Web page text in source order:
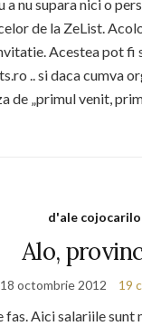
nu supara nici o
de la ZeList.
Acestea pot
.. si daca cumva
de „primul venit,
d'ale
Alo,
18 octombrie 2012 19
fas. Aici salariile